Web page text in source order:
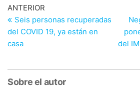
Navegación
de
entradas
Entrada
anterior
ANTERIOR
Seis personas recuperadas
del COVID 19, ya están en
casa
del
Sobre el autor